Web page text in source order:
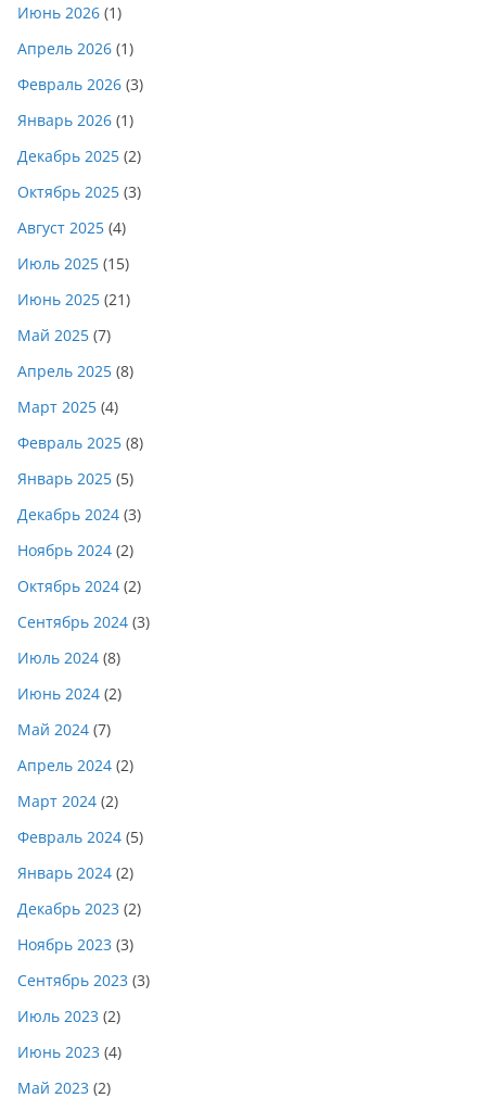
Июнь 2026 (1)
Апрель 2026 (1)
Февраль 2026 (3)
Январь 2026 (1)
Декабрь 2025 (2)
Октябрь 2025 (3)
Август 2025 (4)
Июль 2025 (15)
Июнь 2025 (21)
Май 2025 (7)
Апрель 2025 (8)
Март 2025 (4)
Февраль 2025 (8)
Январь 2025 (5)
Декабрь 2024 (3)
Ноябрь 2024 (2)
Октябрь 2024 (2)
Сентябрь 2024 (3)
Июль 2024 (8)
Июнь 2024 (2)
Май 2024 (7)
Апрель 2024 (2)
Март 2024 (2)
Февраль 2024 (5)
Январь 2024 (2)
Декабрь 2023 (2)
Ноябрь 2023 (3)
Сентябрь 2023 (3)
Июль 2023 (2)
Июнь 2023 (4)
Май 2023 (2)